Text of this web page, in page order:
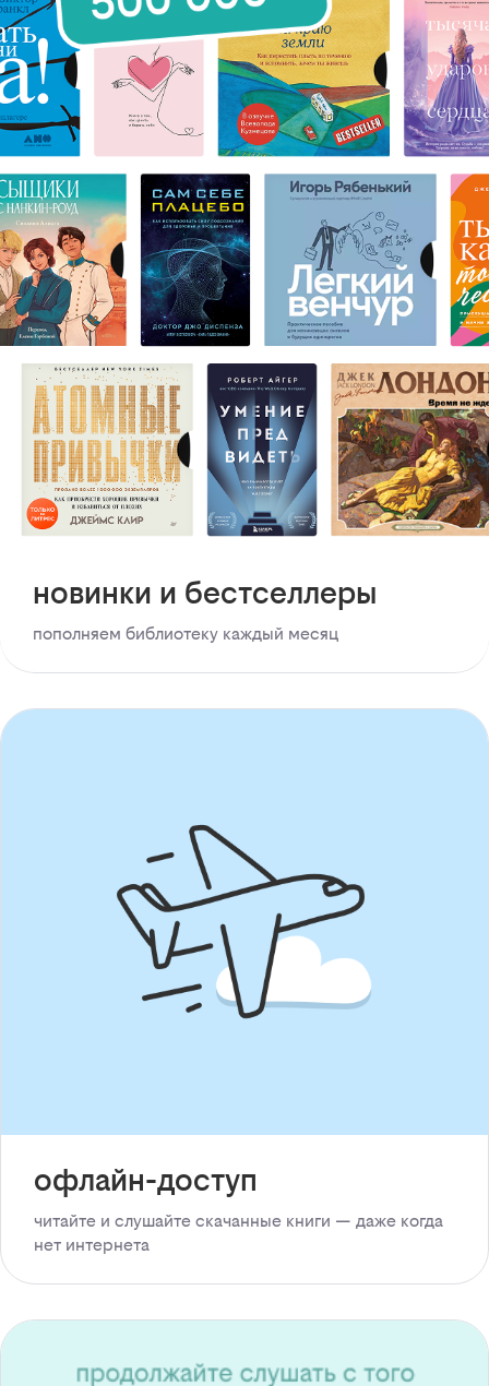
новинки и бестселлеры
пополняем библиотеку каждый месяц
офлайн-доступ
читайте и слушайте скачанные книги — даже когда
нет интернета